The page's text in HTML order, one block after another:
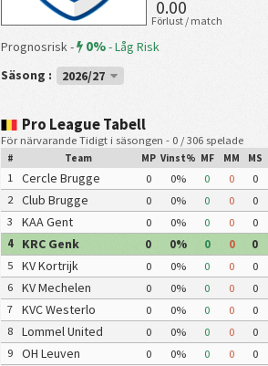
0.00
Förlust / match
Prognosrisk - 0%-Låg Risk
Säsong :
2026/27
Pro League Tabell
För närvarande Tidigt i säsongen - 0 / 306 spelade
# Team MP Vinst% MF MM MS
1 Cercle Brugge 0 0% 0 0 0
2
Club Brugge 0 0% 0 0 0
3
KAA Gent 0 0% 0 0 0
4
KRC Genk 0 0% 0 0 0
5
KV Kortrijk 0 0% 0 0 0
6
KV Mechelen 0 0% 0 0 0
7
KVC Westerlo 0 0% 0 0 0
8
Lommel United 0 0% 0 0 0
9
OH Leuven 0 0% 0 0 0